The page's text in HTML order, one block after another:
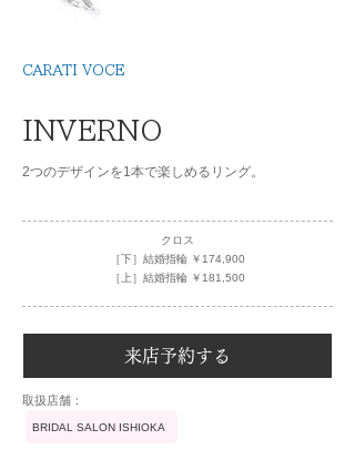
CARATI VOCE
INVERNO
2つのデザインを1本で楽しめるリング。
クロス
［下］結婚指輪 ￥174,900
［上］結婚指輪 ￥181,500
来店予約する
​取扱店舗：
BRIDAL SALON ISHIOKA